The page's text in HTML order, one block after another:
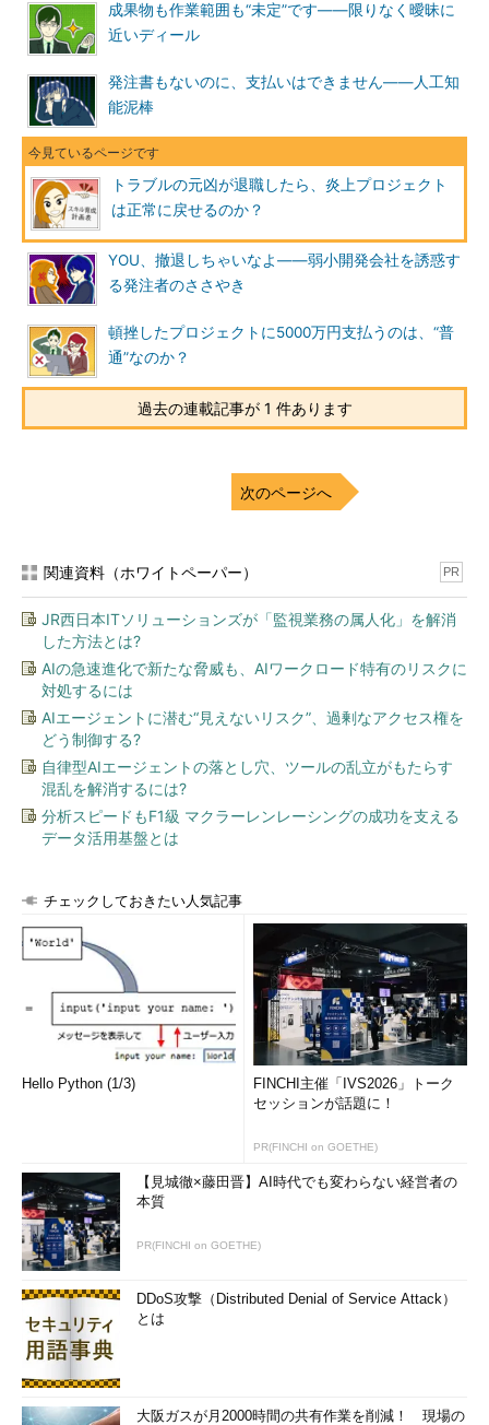
成果物も作業範囲も“未定”です――限りなく曖昧に
近いディール
発注書もないのに、支払いはできません――人工知
能泥棒
トラブルの元凶が退職したら、炎上プロジェクト
は正常に戻せるのか？
YOU、撤退しちゃいなよ――弱小開発会社を誘惑す
る発注者のささやき
頓挫したプロジェクトに5000万円支払うのは、“普
通”なのか？
過去の連載記事が 1 件あります
次のページへ
関連資料（ホワイトペーパー） PR
JR西日本ITソリューションズが「監視業務の属人化」を解消
した方法とは?
AIの急速進化で新たな脅威も、AIワークロード特有のリスクに
対処するには
AIエージェントに潜む“見えないリスク”、過剰なアクセス権を
どう制御する?
自律型AIエージェントの落とし穴、ツールの乱立がもたらす
混乱を解消するには?
分析スピードもF1級 マクラーレンレーシングの成功を支える
データ活用基盤とは
チェックしておきたい人気記事
Hello Python (1/3)
FINCHI主催「IVS2026」トーク
セッションが話題に！
PR(FINCHI on GOETHE)
【見城徹×藤田晋】AI時代でも変わらない経営者の
本質
PR(FINCHI on GOETHE)
DDoS攻撃（Distributed Denial of Service Attack）
とは
大阪ガスが月2000時間の共有作業を削減！ 現場の